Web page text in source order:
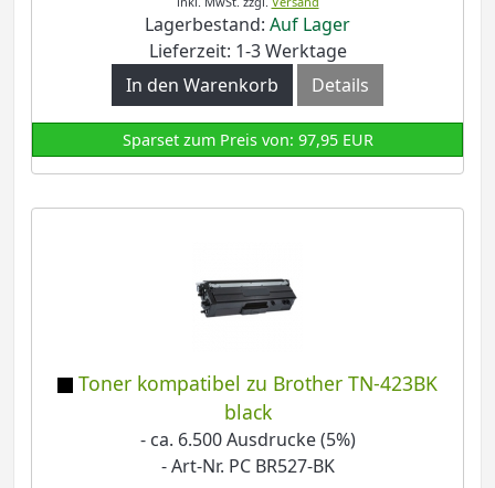
Lagerbestand: Auf Lager
Lieferzeit: 1-3 Werktage
In den Warenkorb
Details
Sparset zum Preis von: 97,95 EUR
Toner kompatibel zu Brother TN-423BK
black
- ca. 6.500 Ausdrucke (5%)
- Art-Nr. PC BR527-BK